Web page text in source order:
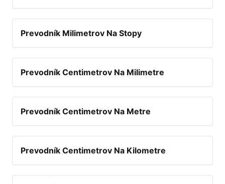
Prevodník Milimetrov Na Stopy
Prevodník Centimetrov Na Milimetre
Prevodník Centimetrov Na Metre
Prevodník Centimetrov Na Kilometre